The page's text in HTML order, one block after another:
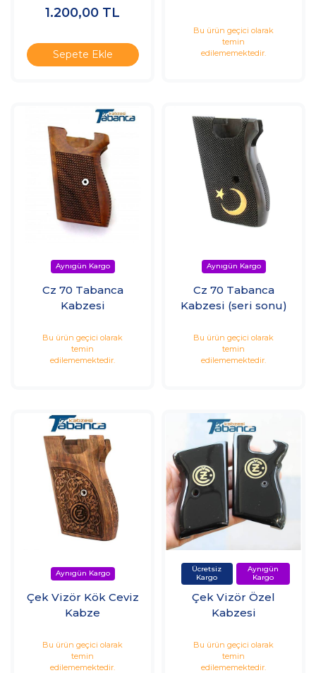
1.200,00 TL
Sepete Ekle
Bu ürün geçici olarak
temin
edilememektedir.
Cz 70 Tabanca
Kabzesi
Bu ürün geçici olarak
temin
edilememektedir.
Cz 70 Tabanca
Kabzesi (seri sonu)
Bu ürün geçici olarak
temin
edilememektedir.
Çek Vizör Kök Ceviz
Kabze
Bu ürün geçici olarak
temin
edilememektedir.
Çek Vizör Özel
Kabzesi
Bu ürün geçici olarak
temin
edilememektedir.